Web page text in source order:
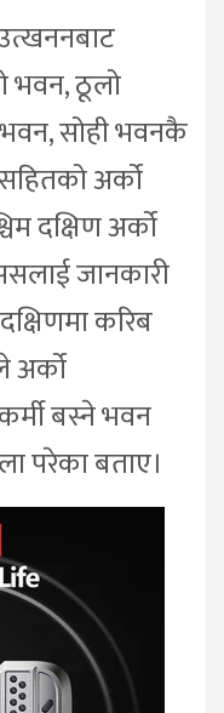
भवन, ठूलो
सोही भवनकै
अर्को
दक्षिण अर्को
जानकारी
करिब
बस्ने भवन
परेका बताए।